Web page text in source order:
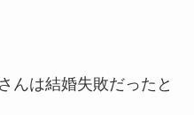
んは結婚失敗だったと